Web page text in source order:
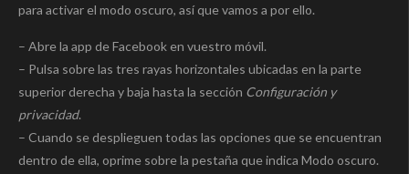
para activar el modo oscuro, así que vamos a por ello.
– Abre la app de Facebook en vuestro móvil.
– Pulsa sobre las tres rayas horizontales ubicadas en la parte
superior derecha y baja hasta la sección Configuración y
privacidad.
– Cuando se desplieguen todas las opciones que se encuentran
dentro de ella, oprime sobre la pestaña que indica Modo oscuro.